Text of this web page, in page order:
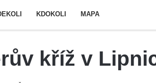
KDOKOLI MAPA
kříž v